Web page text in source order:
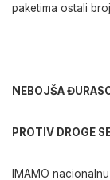
paketima ostali
NEBOJŠA
PROTIV DROGE
IMAMO